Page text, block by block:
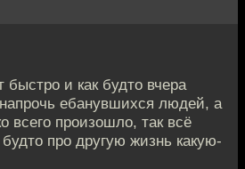
и как будто вчера
ебанувшихся людей, а
всего произошло, так всё
про другую жизнь какую-